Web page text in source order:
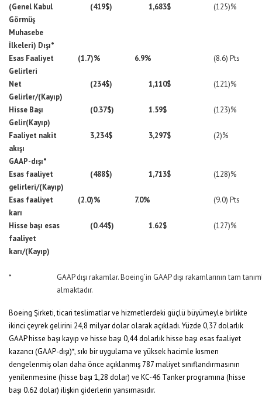
(Genel Kabul
Görmüş
Muhasebe
İlkeleri) Dışı*
(419$) 1,683$ (125)%
Esas Faaliyet
Gelirleri
(1.7)% 6.9% (8.6) Pts
Net
Gelirler/(Kayıp)
(234$) 1,110$ (121)%
Hisse Başı
Gelir(Kayıp)
(0.37$) 1.59$ (123)%
Faaliyet nakit
akışı
3,234$ 3,297$ (2)%
GAAP-dışı*
Esas faaliyet
gelirleri/(Kayıp)
(488$) 1,713$ (128)%
Esas faaliyet
karı
(2.0)% 7.0% (9.0) Pts
Hisse başı esas
faaliyet
karı/(Kayıp)
(0.44$) 1.62$ (127)%
*
GAAP dışı rakamlar. Boeing’in GAAP dışı rakamlarının tam
almaktadır.
Boeing Şirketi, ticari teslimatlar ve hizmetlerdeki güçlü büyümeyle birlikte
ikinci çeyrek gelirini 24,8 milyar dolar olarak açıkladı. Yüzde 0,37 dolarlık
GAAP hisse başı kayıp ve hisse başı 0,44 dolarlık hisse başı esas faaliyet
kazancı (GAAP-dışı)*, sıkı bir uygulama ve yüksek hacimle kısmen
dengelenmiş olan daha önce açıklanmış 787 maliyet sınıflandırmasının
yenilenmesine (hisse başı 1,28 dolar) ve KC-46 Tanker programına (hisse
başı 0.62 dolar) ilişkin giderlerin yansımasıdır.